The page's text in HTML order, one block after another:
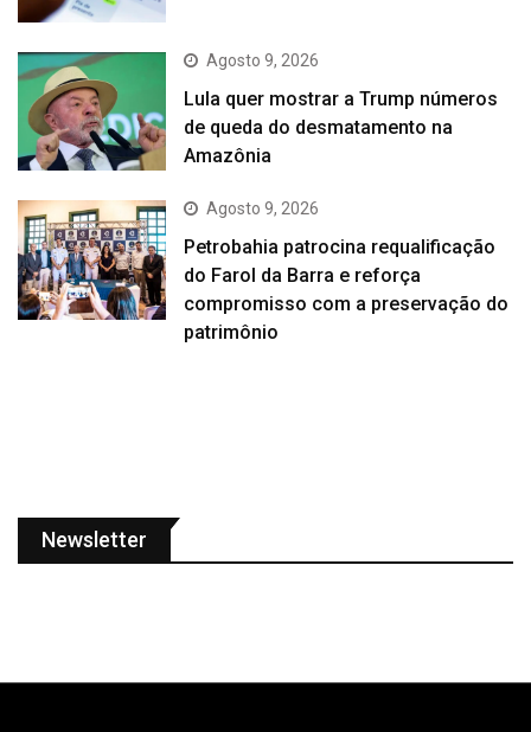
Agosto 9, 2026
Lula quer mostrar a Trump números
de queda do desmatamento na
Amazônia
Agosto 9, 2026
Petrobahia patrocina requalificação
do Farol da Barra e reforça
compromisso com a preservação do
patrimônio
Newsletter